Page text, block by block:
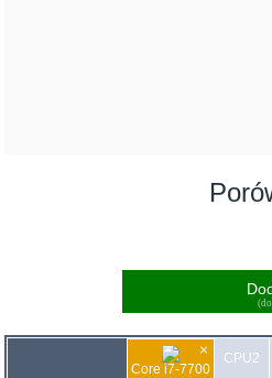
×
Core i7-7700
CPU2